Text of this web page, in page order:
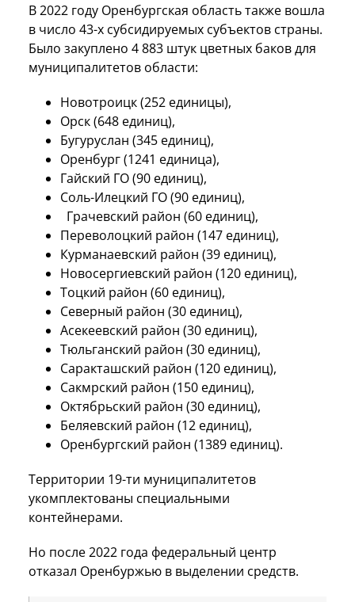
В 2022 году Оренбургская область также вошла
в число 43-х субсидируемых субъектов страны.
Было закуплено 4 883 штук цветных баков для
муниципалитетов области:
Новотроицк (252 единицы),
Орск (648 единиц),
Бугуруслан (345 единиц),
Оренбург (1241 единица),
Гайский ГО (90 единиц),
Соль-Илецкий ГО (90 единиц),
Грачевский район (60 единиц),
Переволоцкий район (147 единиц),
Курманаевский район (39 единиц),
Новосергиевский район (120 единиц),
Тоцкий район (60 единиц),
Северный район (30 единиц),
Асекеевский район (30 единиц),
Тюльганский район (30 единиц),
Саракташский район (120 единиц),
Сакмрский район (150 единиц),
Октябрьский район (30 единиц),
Беляевский район (12 единиц),
Оренбургский район (1389 единиц).
Территории 19-ти муниципалитетов
укомплектованы специальными
контейнерами.
Но после 2022 года федеральный центр
отказал Оренбуржью в выделении средств.